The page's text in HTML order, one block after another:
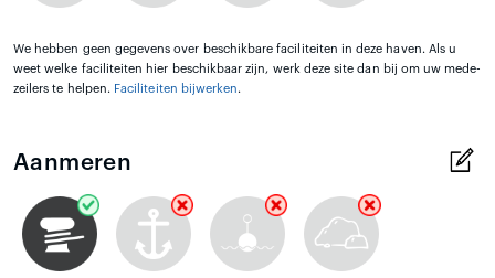
We hebben geen gegevens over beschikbare faciliteiten in deze haven. Als u
weet welke faciliteiten hier beschikbaar zijn, werk deze site dan bij om uw mede-
zeilers te helpen. Faciliteiten bijwerken.
Aanmeren